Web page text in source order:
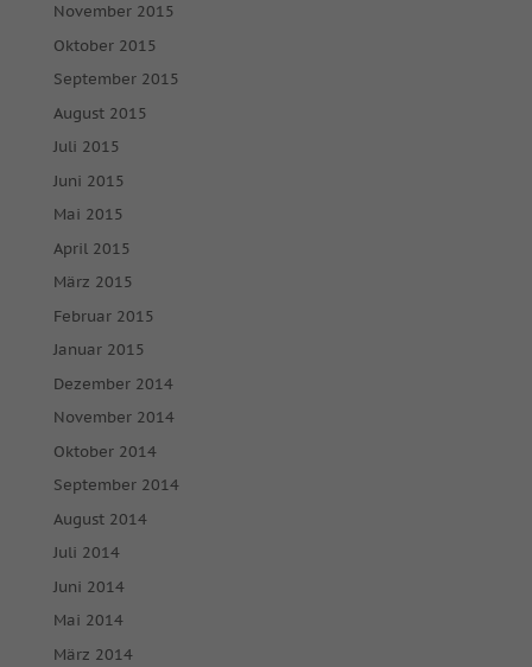
November 2015
Oktober 2015
September 2015
August 2015
Juli 2015
Juni 2015
Mai 2015
April 2015
März 2015
Februar 2015
Januar 2015
Dezember 2014
November 2014
Oktober 2014
September 2014
August 2014
Juli 2014
Juni 2014
Mai 2014
März 2014